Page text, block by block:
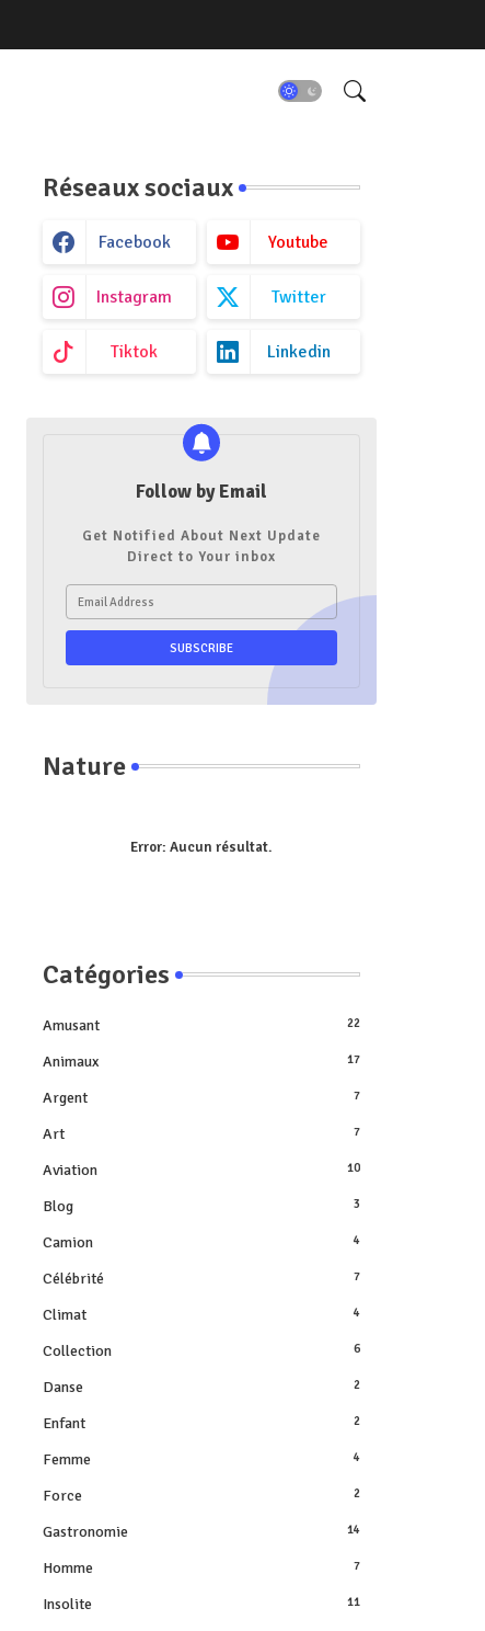
Réseaux sociaux
Facebook Youtube
Instagram Twitter
Tiktok Linkedin
Follow by Email
Get Notified About Next Update
Direct to Your inbox
Nature
Error: Aucun résultat.
Catégories
Amusant 22
Animaux 17
Argent 7
Art 7
Aviation 10
Blog 3
Camion 4
Célébrité 7
Climat 4
Collection 6
Danse 2
Enfant 2
Femme 4
Force 2
Gastronomie 14
Homme 7
Insolite 11